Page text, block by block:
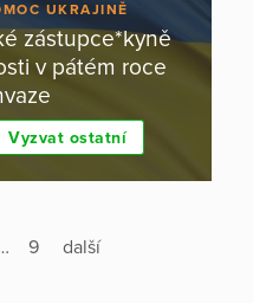
UKRAJINĚ
zástupce*kyně
v pátém roce
Vyzvat ostatní
9 další